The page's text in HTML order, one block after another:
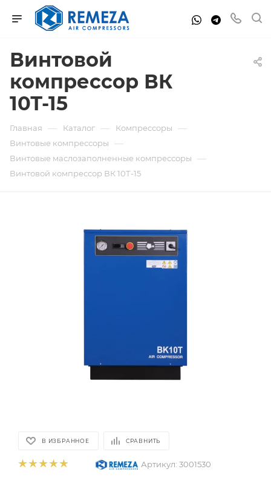
Винтовой
компрессор ВК
10Т-15
Главная — Каталог — Компрессоры —
Винтовые компрессоры —
Винтовые маслозаполненные компрессоры —
Винтовой компрессор ВК 10Т-15
В ИЗБРАННОЕ СРАВНИТЬ
Артикул: 3001530